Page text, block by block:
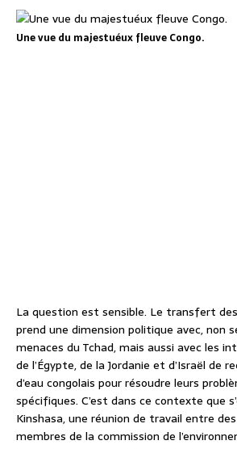
Une vue du majestuéux fleuve Congo.
La question est sensible. Le transfert
prend une dimension politique avec, non
menaces du Tchad, mais aussi avec les
de l’Égypte, de la Jordanie et d’Israël de
d’eau congolais pour résoudre leurs
spécifiques. C’est dans ce contexte que
Kinshasa, une réunion de travail entre
membres de la commission de